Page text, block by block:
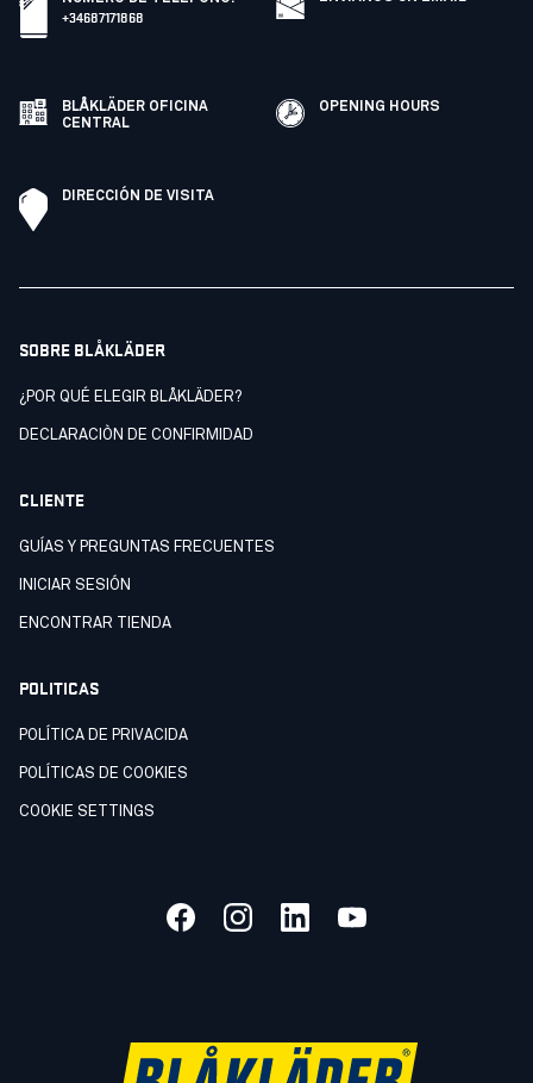
+34687171868
BLÅKLÄDER OFICINA
CENTRAL
OPENING HOURS
DIRECCIÓN DE VISITA
SOBRE BLÅKLÄDER
¿POR QUÉ ELEGIR BLÅKLÄDER?
DECLARACIÒN DE CONFIRMIDAD
CLIENTE
GUÍAS Y PREGUNTAS FRECUENTES
INICIAR SESIÓN
ENCONTRAR TIENDA
POLITICAS
POLÍTICA DE PRIVACIDA
POLÍTICAS DE COOKIES
COOKIE SETTINGS